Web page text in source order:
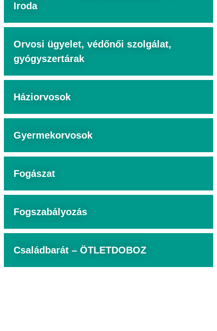
Iroda
Orvosi ügyelet, védőnői szolgálat,
gyógyszertárak
Háziorvosok
Gyermekorvosok
Fogászat
Fogszabályozás
Családbarát – ÖTLETDOBOZ